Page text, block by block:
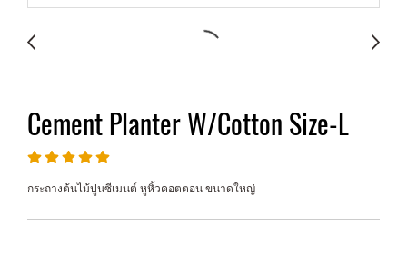
Cement Planter W/Cotton Size-L
กระถางต้นไม้ปูนซีเมนต์ หูหิ้วคอตตอน ขนาดใหญ่